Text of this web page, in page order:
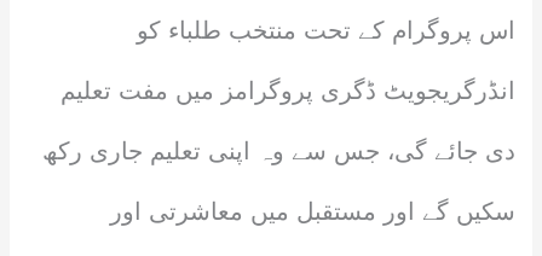
اس پروگرام کے تحت منتخب طلباء کو
انڈرگریجویٹ ڈگری پروگرامز میں مفت تعلیم
دی جائے گی، جس سے وہ اپنی تعلیم جاری رکھ
سکیں گے اور مستقبل میں معاشرتی اور